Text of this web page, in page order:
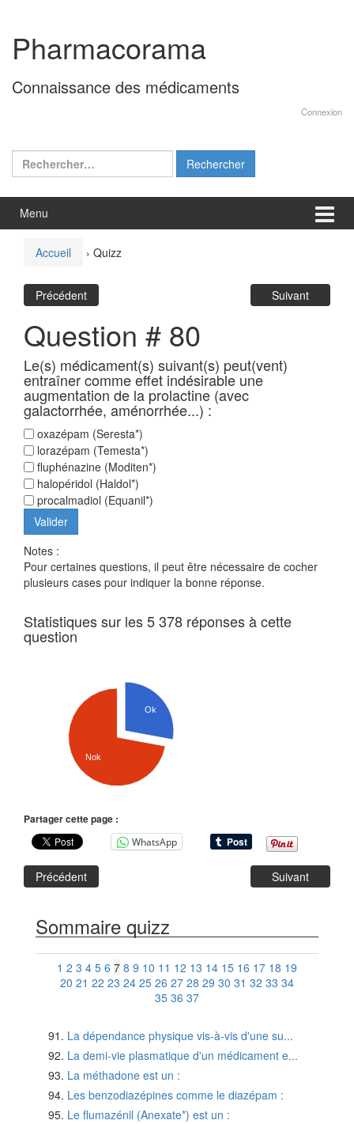
contenu
menu
principal
Pharmacorama
Connaissance des médicaments
Connexion
Rechercher :
Menu
Accueil › Quizz
Précédent Suivant
Question # 80
Le(s) médicament(s) suivant(s) peut(vent)
entraîner comme effet indésirable une
augmentation de la prolactine (avec
galactorrhée, aménorrhée...) :
oxazépam (Seresta*)
lorazépam (Temesta*)
fluphénazine (Moditen*)
halopéridol (Haldol*)
procalmadiol (Equanil*)
Notes :
Pour certaines questions, il peut être nécessaire de cocher
plusieurs cases pour indiquer la bonne réponse.
Statistiques sur les 5 378 réponses à cette
question
Ok
Nok
Partager cette page :
WhatsApp
Précédent Suivant
Sommaire quizz
1 2 3 4 5 6 7 8 9 10 11 12 13 14 15 16 17 18 19
20 21 22 23 24 25 26 27 28 29 30 31 32 33 34
35 36 37
La dépendance physique vis-à-vis d'une su...
La demi-vie plasmatique d'un médicament e...
La méthadone est un :
Les benzodiazépines comme le diazépam :
Le flumazénil (Anexate*) est un :